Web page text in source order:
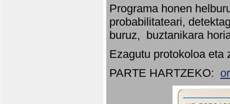
Programa honen
probabilitateari,
buruz, buztanikara
Ezagutu protokoloa eta
PARTE HARTZEKO: